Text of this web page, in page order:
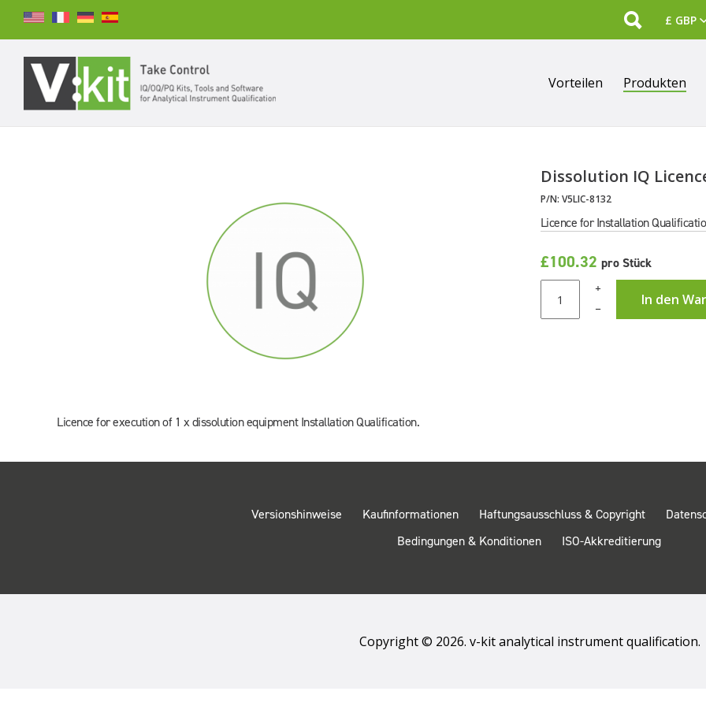
Suchen
SUCHEN
Vorteilen Produkten
Dissolution IQ
P/N: V5LIC-8132
Licence for Installation
£100.32 pro Stück
+
In den
–
Licence for execution of 1 x dissolution equipment Installation Qualification.
Versionshinweise Kaufinformationen Haftungsausschluss & Copyright
Bedingungen & Konditionen
ISO-Akkreditierung
Copyright © 2026. v-kit analytical instrument qualification.